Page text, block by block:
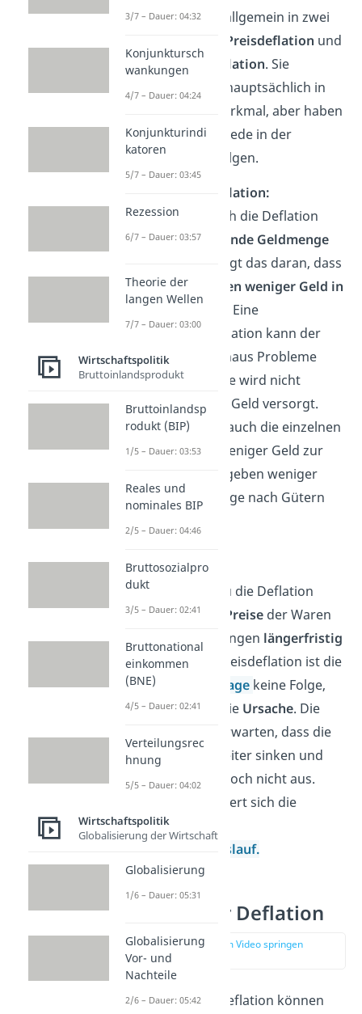
Deflation lässt sich allgemein in zwei
Preisdeflation und
dieGeldmengendeflation. Sie
unterscheiden sich hauptsächlich in
dem Erkennungsmerkmal, aber haben
aber auch Unterschiede in der
Ursache und den Folgen.
Geldmengendeflation:
Hier zeichnet sich die Deflation
durch einesinkende Geldmenge
aus. Meistens liegt das daran, dass
dieZentralbanken weniger Geld in
Umlauf
bringen. Eine
Geldmengendeflation kann der
Wirtschaft durchaus Probleme
machen, denn sie wird nicht
ausreichend mit Geld versorgt.
Dadurch haben auch die einzelnen
Konsumenten weniger Geld zur
Verfügung und geben weniger
aus. Die Nachfrage nach Gütern
Preisdeflation:
Hier erkennst du die Deflation
daran, dass die
Preise der Waren
und Dienstleistungen längerfristig
fallen. Bei der Preisdeflation ist die
niedrige
Nachfrage keine Folge,
sondern meist die Ursache. Die
Konsumenten erwarten, dass die
Preise immer weiter sinken und
geben ihr Geld noch nicht aus.
Dadurch verringert sich die
Geldmenge im
Wirtschaftskreislauf.
Ursachen der Deflation
zur Stelle im Video springen
Die Ursachen von Deflation können
3/7 – Dauer: 04:32
Konjunktursch
wankungen
4/7 – Dauer: 04:24
Konjunkturindi
katoren
5/7 – Dauer: 03:45
Rezession
6/7 – Dauer: 03:57
Theorie der
langen Wellen
7/7 – Dauer: 03:00
Wirtschaftspolitik
Bruttoinlandsprodukt
Bruttoinlandsp
rodukt (BIP)
1/5 – Dauer: 03:53
Reales und
nominales BIP
2/5 – Dauer: 04:46
Bruttosozialpro
dukt
3/5 – Dauer: 02:41
Bruttonational
einkommen
(BNE)
4/5 – Dauer: 02:41
Verteilungsrec
hnung
5/5 – Dauer: 04:02
Wirtschaftspolitik
Globalisierung der Wirtschaft
Globalisierung
1/6 – Dauer: 05:31
Globalisierung
Vor- und
Nachteile
2/6 – Dauer: 05:42